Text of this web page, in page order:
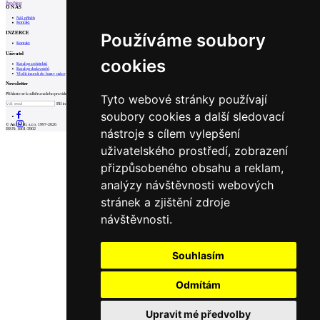
Používáme soubory
cookies
Tyto webové stránky používají
soubory cookies a další sledovací
nástroje s cílem vylepšení
uživatelského prostředí, zobrazení
přizpůsobeného obsahu a reklam,
analýzy návštěvnosti webových
stránek a zjištění zdroje
návštěvnosti.
Souhlasím
Odmítám
Upravit mé předvolby
PrevNext
O NÁS
Náš příběh
Kontakt
INZERCE
Kontakt
Uživatel
Katalog architektů
Katalog dodavatelů
Vložit inzerát do burzy práce
Newsletter
Přihlaste se k odběru našeho pravidelného týdenního newsletteru:
Fill in „nospam“
© Archiweb, s.r.o. 1997-2026
ISSN: 1801-3902